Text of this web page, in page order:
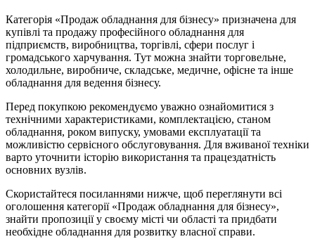
Категорія «Продаж обладнання для бізнесу» призначена для
купівлі та продажу професійного обладнання для
підприємств, виробництва, торгівлі, сфери послуг і
громадського харчування. Тут можна знайти торговельне,
холодильне, виробниче, складське, медичне, офісне та інше
обладнання для ведення бізнесу.
Перед покупкою рекомендуємо уважно ознайомитися з
технічними характеристиками, комплектацією, станом
обладнання, роком випуску, умовами експлуатації та
можливістю сервісного обслуговування. Для вживаної техніки
варто уточнити історію використання та працездатність
основних вузлів.
Скористайтеся посиланнями нижче, щоб переглянути всі
оголошення категорії «Продаж обладнання для бізнесу»,
знайти пропозиції у своєму місті чи області та придбати
необхідне обладнання для розвитку власної справи.